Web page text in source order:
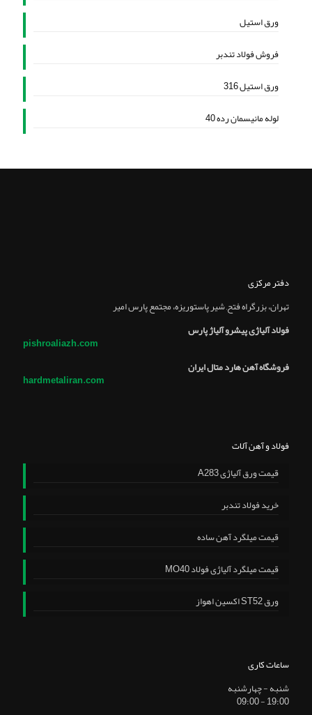
ورق استیل
فروش فولاد تندبر
ورق استیل 316
لوله مانیسمان رده 40
دفتر مرکزی
تهران، بزرگراه فتح, شير پاستوريزه، مجتمع پارس امير
فولاد آلیاژی پیشرو آلیاژ پارس
pishroaliazh.com
فروشگاه آهن هارد متال ایران
hardmetaliran.com
فولاد و آهن آلات
قیمت ورق آلیاژی A283
خرید فولاد تندبر
قیمت میلگرد آهن ساده
قیمت میلگرد آلیاژی فولاد MO40
ورق ST52 اکسین اهواز
ساعات کاری
شنبه - چهارشنبه
19:00 - 09:00